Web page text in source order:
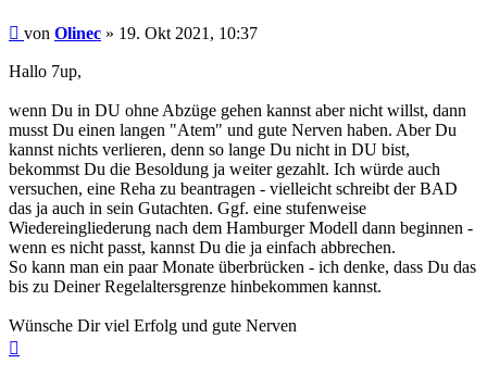
Beitrag
von Olinec » 19. Okt 2021, 10:37
Hallo 7up,
wenn Du in DU ohne Abzüge gehen kannst aber nicht willst, dann
musst Du einen langen "Atem" und gute Nerven haben. Aber Du
kannst nichts verlieren, denn so lange Du nicht in DU bist,
bekommst Du die Besoldung ja weiter gezahlt. Ich würde auch
versuchen, eine Reha zu beantragen - vielleicht schreibt der BAD
das ja auch in sein Gutachten. Ggf. eine stufenweise
Wiedereingliederung nach dem Hamburger Modell dann beginnen -
wenn es nicht passt, kannst Du die ja einfach abbrechen.
So kann man ein paar Monate überbrücken - ich denke, dass Du das
bis zu Deiner Regelaltersgrenze hinbekommen kannst.
Wünsche Dir viel Erfolg und gute Nerven